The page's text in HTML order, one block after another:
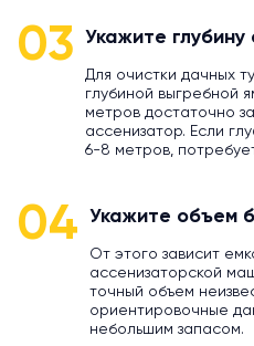
03 Укажите глубину
Для очистки дачных
глубиной выгребной
метров достаточно
ассенизатор. Если
6-8 метров,
04 Укажите объем
От этого зависит
ассенизаторской
точный объем
ориентировочные
небольшим запасом.